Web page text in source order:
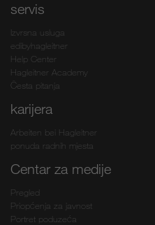
servis
Izvrsna usluga
edibyhagleitner
Help Center
Hagleitner Academy
Česta pitanja
karijera
Arbeiten bei Hagleitner
ponuda radnih mjesta
Centar za medije
Pregled
Priopćenja za javnost
Portret poduzeća